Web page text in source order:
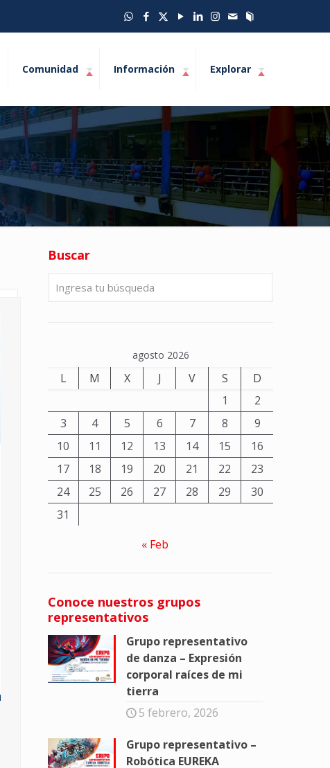
Comunidad Información Explorar
Buscar
agosto 2026
L M X J V S
D
1
2
3
4 5 6 7 8
9
10
11 12 13 14 15
16
17
18 19 20 21 22
23
24
25 26 27 28 29
30
31
« Feb
Conoce nuestros grupos
representativos
Grupo representativo
de danza – Expresión
corporal raíces de mi
tierra
5 febrero, 2026
Grupo representativo –
Robótica EUREKA